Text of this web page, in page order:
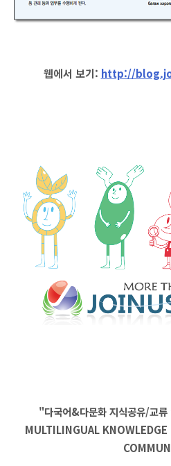
웹에서 보기: http://
"다국어&다문화 지식공유/교
MULTILINGUAL